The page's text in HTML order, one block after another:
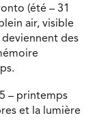
(été – 31
air, visible
des
– printemps
et la lumière